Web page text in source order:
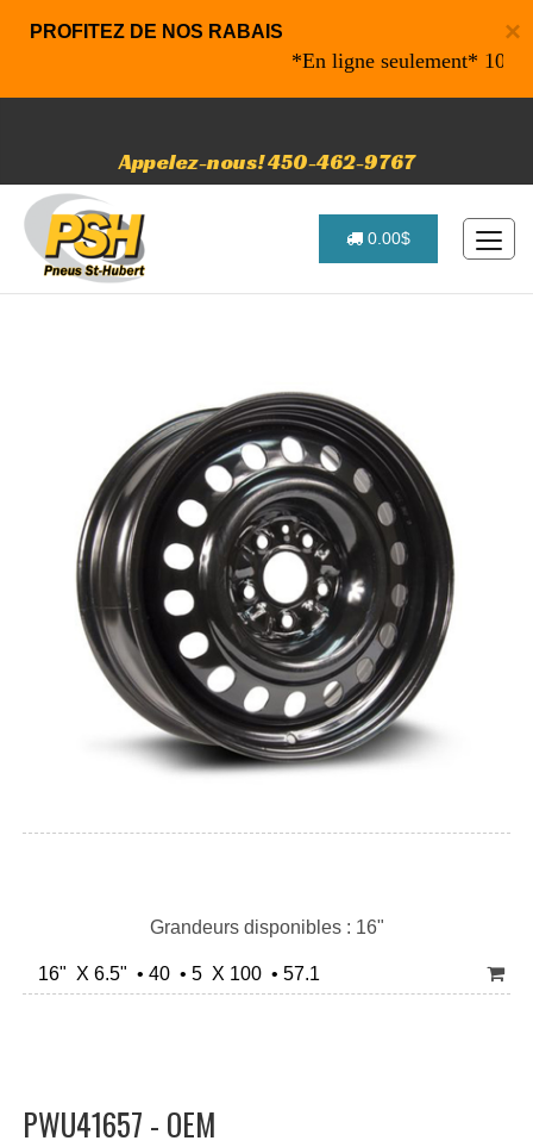
×
PROFITEZ DE NOS RABAIS
*En ligne seulement* 10% de
Appelez-nous! 450-462-9767
0.00$
Grandeurs disponibles : 16"
16" X 6.5" • 40 • 5 X 100 • 57.1
PWU41657 - OEM